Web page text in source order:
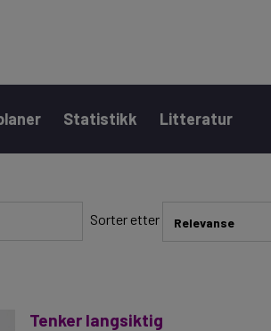
Statistikk Litteratur
Sorter etter Relevanse
Tenker langsiktig